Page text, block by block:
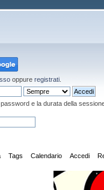
oppureregistrati
e la durata della
Tags Calendario Accedi